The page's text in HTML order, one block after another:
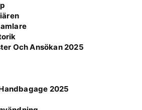
Och Ansökan 2025
2025